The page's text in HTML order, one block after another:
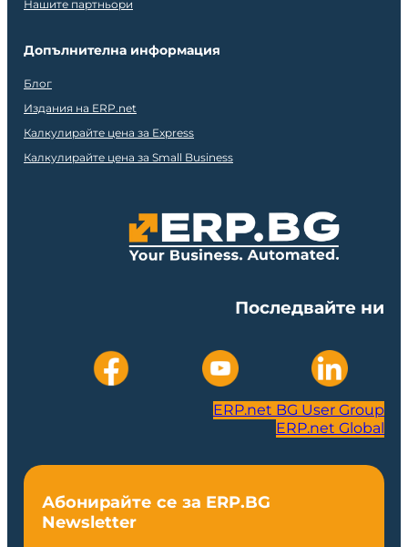
Нашите партньори
Допълнителна информация
Блог
Издания на ERP.net
Калкулирайте цена за Express
Калкулирайте цена за Small Business
Последвайте ни
ERP.net BG User Group
ERP.net Global
Абонирайте се за ERP.BG
Newsletter